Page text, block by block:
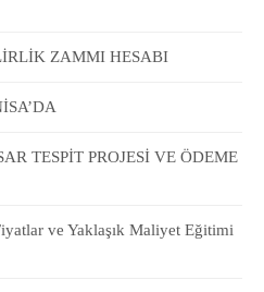
ZAMMI HESABI
TESPİT PROJESİ VE ÖDEME
ve Yaklaşık Maliyet Eğitimi